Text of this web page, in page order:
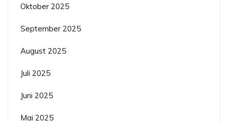
Oktober 2025
September 2025
August 2025
Juli 2025
Juni 2025
Mai 2025